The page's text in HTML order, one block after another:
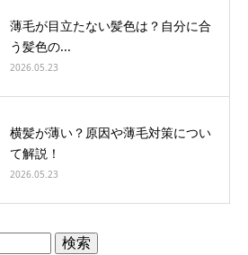
薄毛が目立たない髪色は？自分に合
う髪色の...
2026.05.23
横髪が薄い？原因や薄毛対策につい
て解説！
2026.05.23